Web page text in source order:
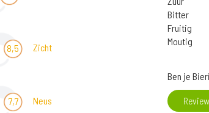
8,5 Zicht
7,7 Neus
Bitter
Fruitig
Moutig
Ben je